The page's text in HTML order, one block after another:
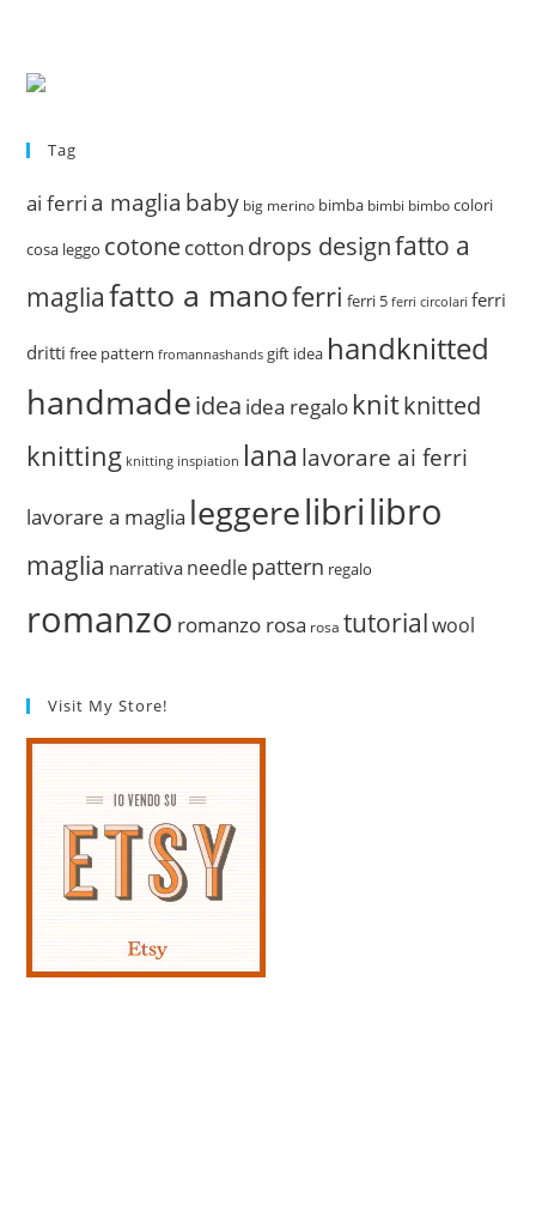
Tag
ai ferri a maglia baby big merino bimba bimbi bimbo colori
cosa leggo cotonecotton drops designfatto a
magliafatto a manoferri ferri 5 ferri circolari ferri
dritti free pattern fromannashands gift idea handknitted
handmadeidea idea regalo knitknitted
knitting knitting inspiation lana lavorare ai ferri
lavorare a maglia leggerelibrilibro
maglia narrativa needlepattern regalo
romanzo romanzo rosa rosa tutorial wool
Visit My Store!